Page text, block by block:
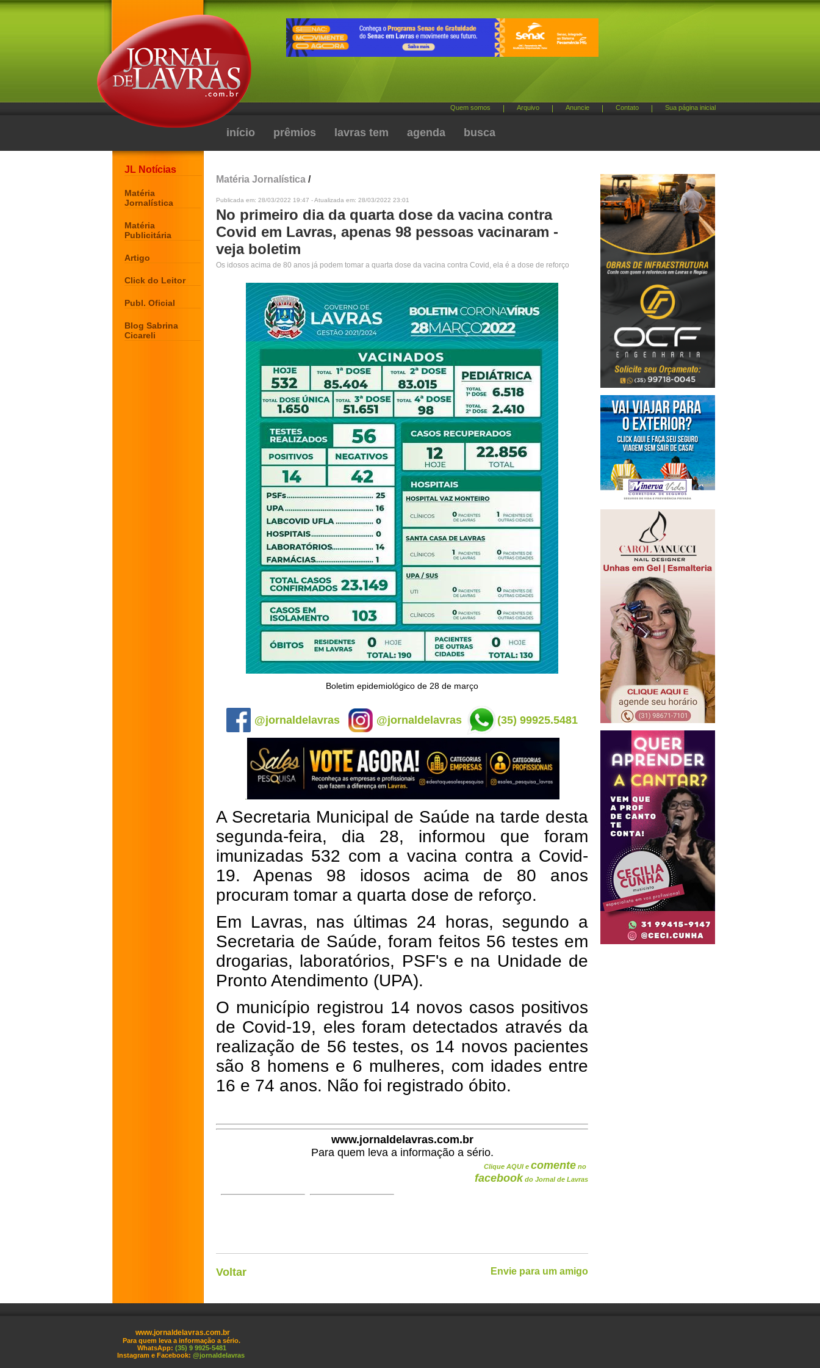
Quem somos Arquivo Anuncie Contato Sua página inicial
início prêmios lavras tem agenda busca
JL Notícias
Matéria
Jornalística
Matéria
Publicitária
Artigo
Click do Leitor
Publ. Oficial
Blog Sabrina
Cicareli
Matéria Jornalística /
Publicada em: 28/03/2022 19:47 - Atualizada em: 28/03/2022 23:01
No primeiro dia da quarta dose da vacina contra
Covid em Lavras, apenas 98 pessoas vacinaram -
veja boletim
Os idosos acima de 80 anos já podem tomar a quarta dose da vacina contra Covid, ela é a dose de reforço
Boletim epidemiológico de 28 de março
@jornaldelavras @jornaldelavras (35) 99925.5481
A Secretaria Municipal de Saúde na tarde desta
segunda-feira, dia 28, informou que foram
imunizadas 532 com a vacina contra a Covid-
19. Apenas 98 idosos acima de 80 anos
procuram tomar a quarta dose de reforço.
Em Lavras, nas últimas 24 horas, segundo a
Secretaria de Saúde, foram feitos 56 testes em
drogarias, laboratórios, PSF's e na Unidade de
Pronto Atendimento (UPA).
O município registrou 14 novos casos positivos
de Covid-19, eles foram detectados através da
realização de 56 testes, os 14 novos pacientes
são 8 homens e 6 mulheres, com idades entre
16 e 74 anos. Não foi registrado óbito.
www.jornaldelavras.com.br
Para quem leva a informação a sério.
Clique AQUI e comente no
facebook do Jornal de Lavras
Voltar Envie para um amigo
www.jornaldelavras.com.br
Para quem leva a informação a sério.
WhatsApp: (35) 9 9925-5481
Instagram e Facebook: @jornaldelavras